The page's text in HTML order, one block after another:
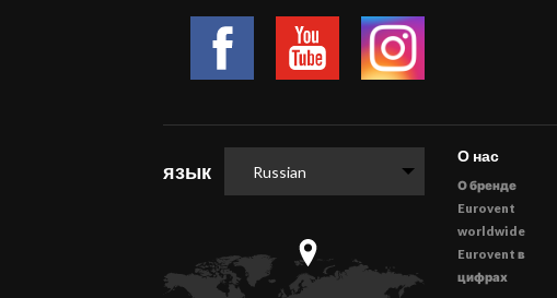
язык Russian
О нас
О бренде
Eurovent
worldwide
Eurovent в
цифрах